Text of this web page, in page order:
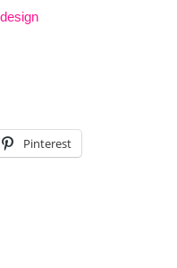
Pinterest